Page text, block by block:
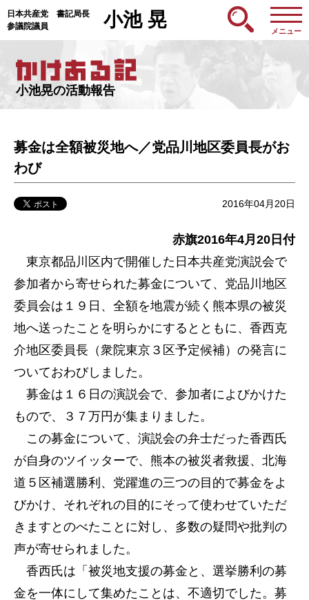
日本共産党 書記局長
参議院議員
小池 晃
メニュー
小池晃の活動報告
募金は全額被災地へ／党品川地区委員長がお
わび
2016年04月20日
赤旗2016年4月20日付
東京都品川区内で開催した日本共産党演説会で
参加者から寄せられた募金について、党品川地区
委員会は１９日、全額を地震が続く熊本県の被災
地へ送ったことを明らかにするとともに、香西克
介地区委員長（衆院東京３区予定候補）の発言に
ついておわびしました。
募金は１６日の演説会で、参加者によびかけた
もので、３７万円が集まりました。
この募金について、演説会の弁士だった香西氏
が自身のツイッターで、熊本の被災者救援、北海
道５区補選勝利、党躍進の三つの目的で募金をよ
びかけ、それぞれの目的にそって使わせていただ
きますとのべたことに対し、多数の疑問や批判の
声が寄せられました。
香西氏は「被災地支援の募金と、選挙勝利の募
金を一体にして集めたことは、不適切でした。募